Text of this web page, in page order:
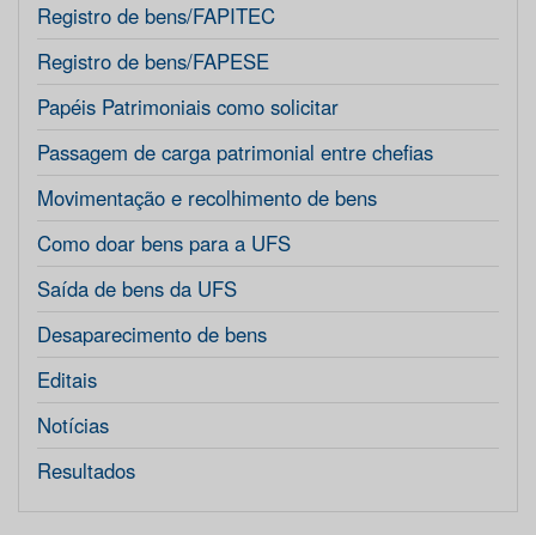
Registro de bens/FAPITEC
Registro de bens/FAPESE
Papéis Patrimoniais como solicitar
Passagem de carga patrimonial entre chefias
Movimentação e recolhimento de bens
Como doar bens para a UFS
Saída de bens da UFS
Desaparecimento de bens
Editais
Notícias
Resultados